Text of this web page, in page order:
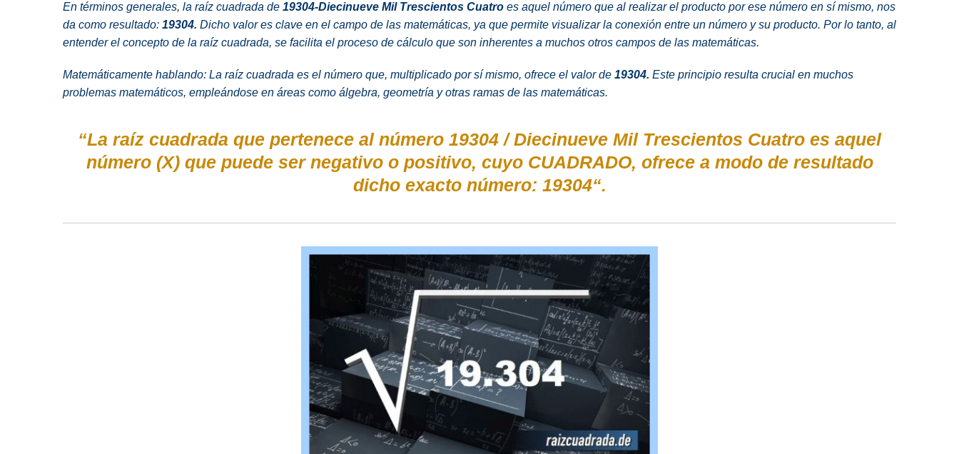
En términos generales, la raíz cuadrada de 19304-Diecinueve Mil Trescientos Cuatro es aquel número que al realizar el producto por ese número en sí mismo, nos
da como resultado: 19304. Dicho valor es clave en el campo de las matemáticas, ya que permite visualizar la conexión entre un número y su producto. Por lo tanto, al
entender el concepto de la raíz cuadrada, se facilita el proceso de cálculo que son inherentes a muchos otros campos de las matemáticas.
Matemáticamente hablando: La raíz cuadrada es el número que, multiplicado por sí mismo, ofrece el valor de 19304. Este principio resulta crucial en muchos
problemas matemáticos, empleándose en áreas como álgebra, geometría y otras ramas de las matemáticas.
“La raíz cuadrada que pertenece al número 19304 / Diecinueve Mil Trescientos Cuatro es aquel
número (X) que puede ser negativo o positivo, cuyo CUADRADO, ofrece a modo de resultado
dicho exacto número: 19304“.